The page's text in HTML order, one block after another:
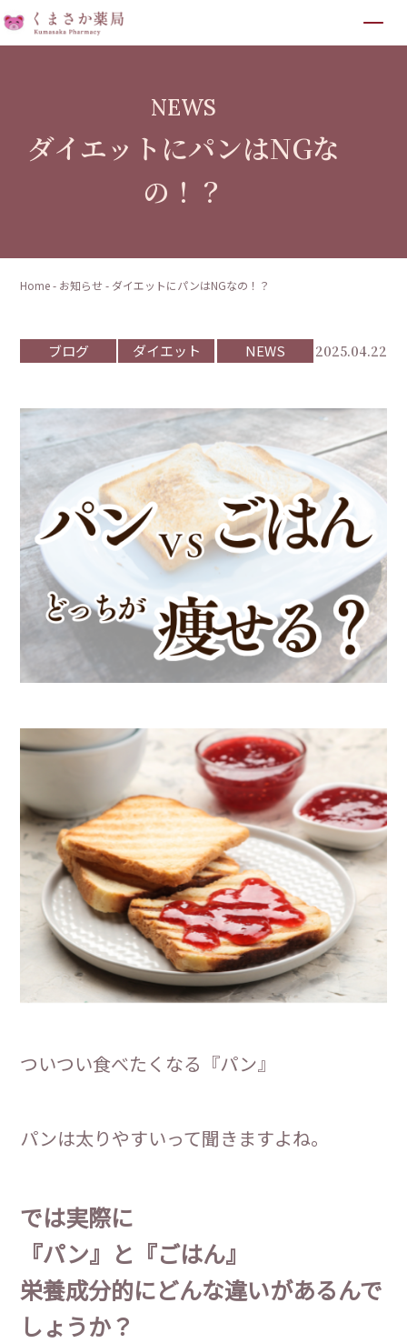
NEWS
ダイエットにパンはNGな
の！？
Home- お知らせ- ダイエットにパンはNGなの！？
ブログ ダイエット NEWS 2025.04.22
ついつい食べたくなる『パン』
パンは太りやすいって聞きますよね。
では実際に
『パン』と『ごはん』
栄養成分的にどんな違いがあるんで
しょうか？